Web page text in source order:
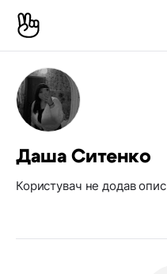
Даша Ситенко
Користувач не додав опис